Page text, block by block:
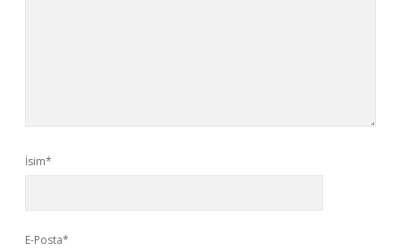
İsim*
E-Posta*